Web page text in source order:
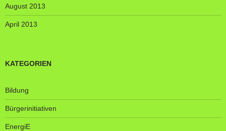
August 2013
April 2013
KATEGORIEN
Bildung
Bürgerinitiativen
EnergiE